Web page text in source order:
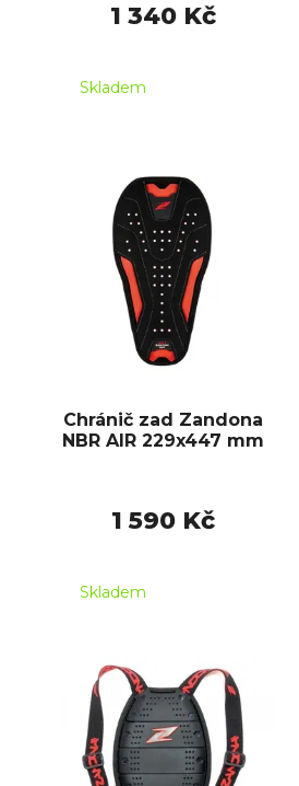
1 340 Kč
Skladem
Chránič zad Zandona
NBR AIR 229x447 mm
1 590 Kč
Skladem